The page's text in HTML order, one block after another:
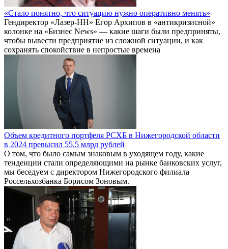
«Стало понятно, что ситуацию нужно оперативно менять»
Гендиректор «Лазер-НН» Егор Архипов в «антикризисной»
колонке на «Бизнес News» — какие шаги были предприняты,
чтобы вывести предприятие из сложной ситуации, и как
сохранять спокойствие в непростые времена
Объем кредитного портфеля РСХБ в Нижегородской области
в 2024 превысил 55,5 млрд рублей
О том, что было самым знаковым в уходящем году, какие
тенденции стали определяющими на рынке банковских услуг,
мы беседуем с директором Нижегородского филиала
Россельхозбанка Борисом Зоновым.